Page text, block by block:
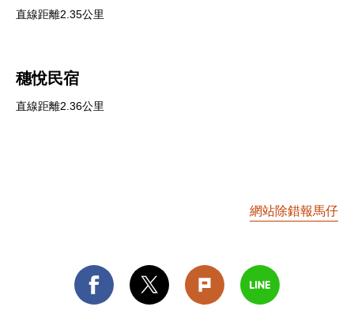
直線距離2.35公里
穗悅民宿
直線距離2.36公里
網站除錯報馬仔